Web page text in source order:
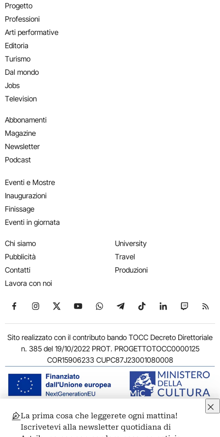
Progetto
Professioni
Arti performative
Editoria
Turismo
Dal mondo
Jobs
Television
Abbonamenti
Magazine
Newsletter
Podcast
Eventi e Mostre
Inaugurazioni
Finissage
Eventi in giornata
Chi siamo
Pubblicità
Contatti
Lavora con noi
University
Travel
Produzioni
Seguici su Facebook
Seguici su Instagram
Seguici su X
Seguici su YouTube
Seguici su WhatsApp
Seguici su Telegram
Seguici su TikTok
Seguici su
Seguici
Sito realizzato con il contributo bando TOCC Decreto Direttoriale
n. 385 del 19/10/2022 PROT. PROGETTOTOCC0000125
COR15906233 CUPC87J23001080008
© 2011-2026 ARTRIBUNE srl – Corso Vittorio Emanuele II, 287 –
00186 Roma - P.I. 11381581005
La prima cosa che leggerete ogni mattina!
Iscrivetevi alla newsletter quotidiana di